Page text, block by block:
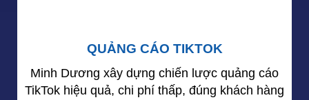
QUẢNG CÁO TIKTOK
Minh Dương xây dựng chiến lược quảng cáo
TikTok hiệu quả, chi phí thấp, đúng khách hàng